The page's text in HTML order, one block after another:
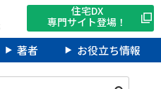
住宅DX
専門サイト登場！
著者 お役立ち情報